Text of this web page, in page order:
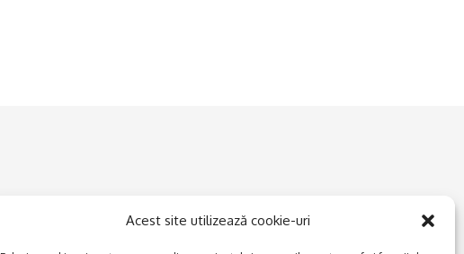
Acest site utilizează cookie-uri